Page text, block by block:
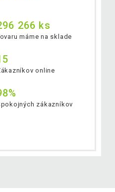
266 ks
máme na sklade
online
zákazníkov